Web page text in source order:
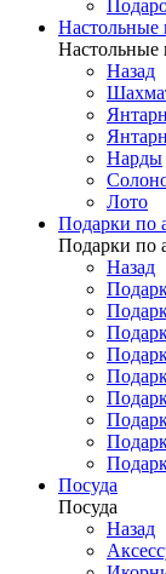
Настольные
Настольные
Назад
Нарды
Лото
Подарки по
Подарки по
Назад
Посуда
Посуда
Назад